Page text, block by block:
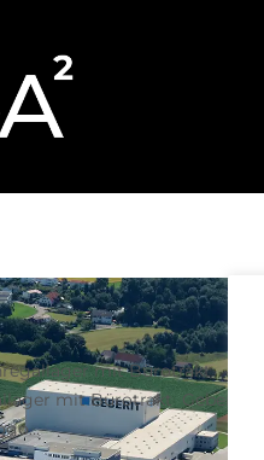
mit Bürotrakt
mit Bürotrakt Geberit